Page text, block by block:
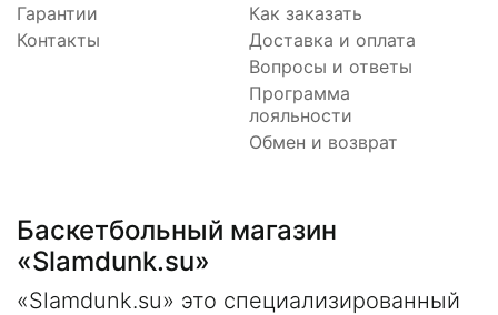
Гарантии
Контакты
Как заказать
Доставка и оплата
Вопросы и ответы
Программа
лояльности
Обмен и возврат
Баскетбольный магазин
«Slamdunk.su»
«Slamdunk.su» это специализированный